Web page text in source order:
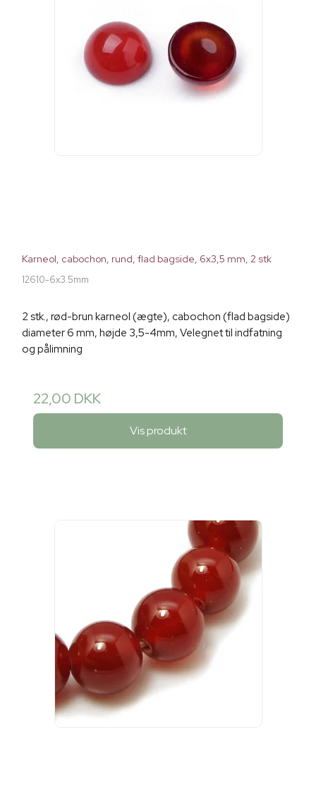
Karneol, cabochon, rund, flad bagside, 6x3,5 mm, 2 stk
12610-6x3.5mm
2 stk., rød-brun karneol (ægte), cabochon (flad bagside)
diameter 6 mm, højde 3,5-4mm, Velegnet til indfatning
og pålimning
22,00 DKK
Vis produkt